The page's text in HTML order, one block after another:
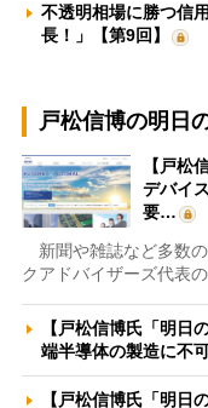
不透明相場に勝つ信
長！」【第9回】
戸松信博の明日
【戸松
デバイ
要…
新聞や雑誌など多数
クアドバイザーズ代表
【戸松信博氏「明日
端半導体の製造に不
【戸松信博氏「明日